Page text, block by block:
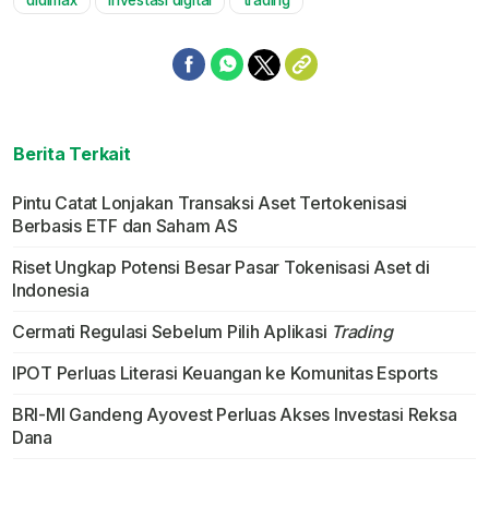
Berita Terkait
Pintu Catat Lonjakan Transaksi Aset Tertokenisasi
Berbasis ETF dan Saham AS
Riset Ungkap Potensi Besar Pasar Tokenisasi Aset di
Indonesia
Cermati Regulasi Sebelum Pilih Aplikasi Trading
IPOT Perluas Literasi Keuangan ke Komunitas Esports
BRI-MI Gandeng Ayovest Perluas Akses Investasi Reksa
Dana